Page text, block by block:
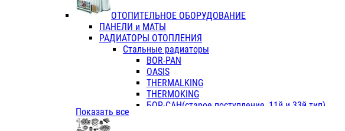
ОТОПИТЕЛЬНОЕ ОБОРУДОВАНИЕ
ПАНЕЛИ и МАТЫ
РАДИАТОРЫ ОТОПЛЕНИЯ
Стальные радиаторы
BOR-PAN
OASIS
THERMALKING
THERMOKING
БОР-САН(старое поступление, 11й и 33й тип)
Показать все